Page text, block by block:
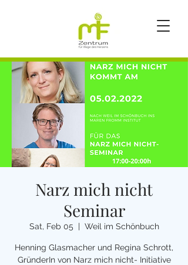
Narz mich nicht
Seminar
Sat, Feb 05
  |
Weil im Schönbuch
Henning Glasmacher und Regina Schrott,
GründerIn von Narz mich nicht- Initiative